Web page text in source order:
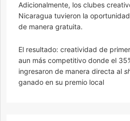
Adicionalmente, los clubes
Nicaragua tuvieron la
de manera gratuita.
El resultado: creatividad de
aun más competitivo donde el
ingresaron de manera directa al
ganado en su premio local